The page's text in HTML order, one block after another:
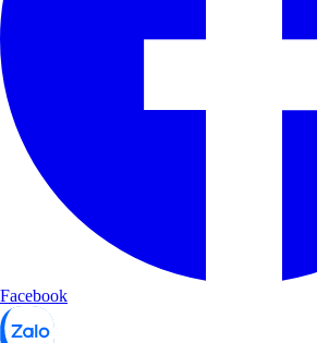
Facebook